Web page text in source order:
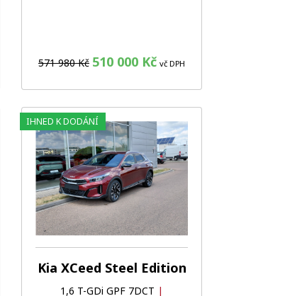
571 980 Kč 510 000 Kč vč DPH
Oblíbené
Porovnat
Kia XCeed Steel Edition
1,6 T-GDi GPF 7DCT |
IHNED K DODÁNÍ